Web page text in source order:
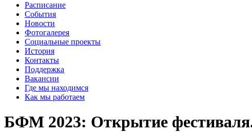
Расписание
События
Новости
Фотогалерея
Социальные проекты
История
Контакты
Поддержка
Вакансии
Где мы находимся
Как мы работаем
БФМ 2023: Открытие